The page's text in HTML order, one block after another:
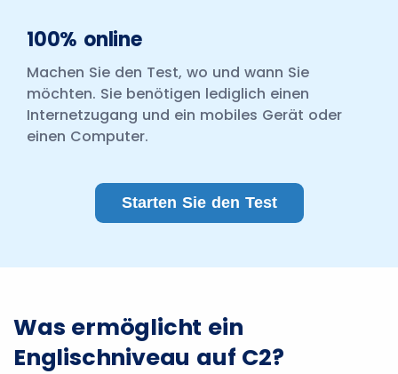
100% online
Machen Sie den Test, wo und wann Sie
möchten. Sie benötigen lediglich einen
Internetzugang und ein mobiles Gerät oder
einen Computer.
Starten Sie den Test
Was ermöglicht ein
Englischniveau auf C2?